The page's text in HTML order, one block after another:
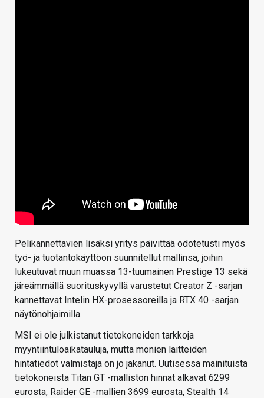
Pelikannettavien lisäksi yritys päivittää odotetusti myös
työ- ja tuotantokäyttöön suunnitellut mallinsa, joihin
lukeutuvat muun muassa 13-tuumainen Prestige 13 sekä
järeämmällä suorituskyvyllä varustetut Creator Z -sarjan
kannettavat Intelin HX-prosessoreilla ja RTX 40 -sarjan
näytönohjaimilla.
MSI ei ole julkistanut tietokoneiden tarkkoja
myyntiintuloaikatauluja, mutta monien laitteiden
hintatiedot valmistaja on jo jakanut. Uutisessa mainituista
tietokoneista Titan GT -malliston hinnat alkavat 6299
eurosta, Raider GE -mallien 3699 eurosta, Stealth 14